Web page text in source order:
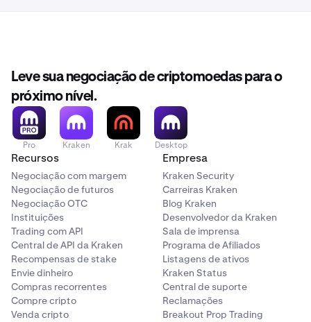
Leve sua negociação de criptomoedas para o
próximo nível.
Pro Kraken Krak Desktop
Recursos
Negociação com margem
Negociação de futuros
Negociação OTC
Instituições
Trading com API
Central de API da Kraken
Recompensas de stake
Envie dinheiro
Compras recorrentes
Compre cripto
Venda cripto
Empresa
Kraken Security
Carreiras Kraken
Blog Kraken
Desenvolvedor da Kraken
Sala de imprensa
Programa de Afiliados
Listagens de ativos
Kraken Status
Central de suporte
Reclamações
Breakout Prop Trading